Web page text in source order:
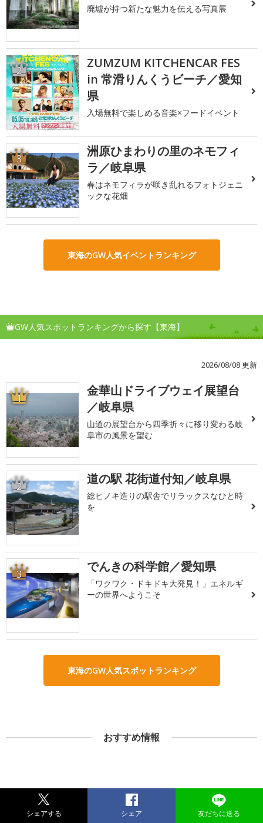
廃墟が持つ新たな魅力を伝える写真展
2
ZUMZUM KITCHENCAR FES
in 常滑りんくうビーチ／愛知
県
入場無料で楽しめる音楽×フードイベント
3
洲原ひまわりの里のネモフィ
ラ／岐阜県
春はネモフィラが咲き乱れるフォトジェニ
ックな花畑
東海のGW人気イベントランキング
GW人気スポットランキングから探す【東海】
2026/08/08 更新
1
金華山ドライブウェイ展望台
／岐阜県
山道の展望台から四季折々に移り変わる岐
阜市の風景を望む
2 道の駅 花街道付知／岐阜県
総ヒノキ造りの駅舎でリラックスなひと時
を
3 でんきの科学館／愛知県
「ワクワク・ドキドキ大発見！」エネルギ
ーの世界へようこそ
東海のGW人気スポットランキング
おすすめ情報
シェアする シェア 友だちに送る